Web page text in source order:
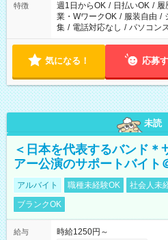
特徴 週1日からOK / 日払いOK / 履
業・WワークOK / 服装自由 /
集 / 電話対応なし / パソコン
気になる！ 応募
未読
＜日本を代表するバンド＊
アー公演のサポートバイト
アルバイト 職種未経験OK 社会人未
ブランクOK
給与 時給1250円～